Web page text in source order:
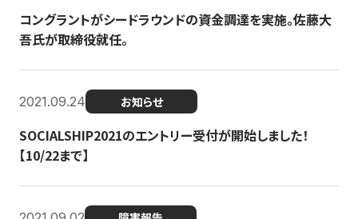
コングラントがシードラウンドの資金調達を実施。佐藤大
吾氏が取締役就任。
2021.09.24 お知らせ
SOCIALSHIP2021のエントリー受付が開始しました！
【10/22まで】